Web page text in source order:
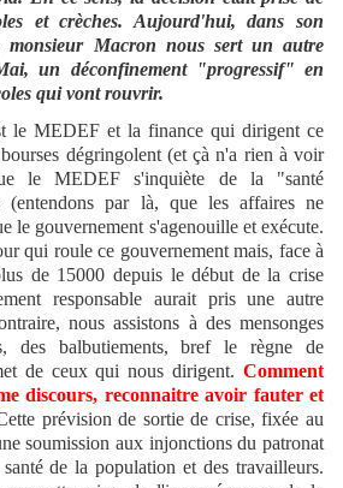
et crèches. Aujourd'hui, dans son
monsieur Macron nous sert un autre
un déconfinement "progressif" en
qui vont rouvrir.
le MEDEF et la finance qui dirigent ce
dégringolent (et çà n'a rien à voir
le MEDEF s'inquiète de la "santé
(entendons par là, que les affaires ne
le gouvernement s'agenouille et exécute.
qui roule ce gouvernement mais, face à
de 15000 depuis le début de la crise
responsable aurait pris une autre
nous assistons à des mensonges
des balbutiements, bref le règne de
de ceux qui nous dirigent. Comment
discours, reconnaitre avoir fauter et
prévision de sortie de crise, fixée au
soumission aux injonctions du patronat
de la population et des travailleurs.